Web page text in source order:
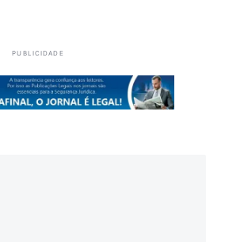
PUBLICIDADE